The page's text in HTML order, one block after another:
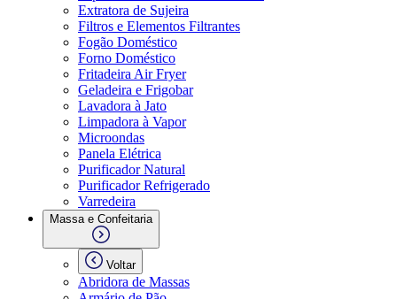
Extratora de Sujeira
Filtros e Elementos Filtrantes
Fogão Doméstico
Forno Doméstico
Fritadeira Air Fryer
Geladeira e Frigobar
Lavadora à Jato
Limpadora à Vapor
Microondas
Panela Elétrica
Purificador Natural
Purificador Refrigerado
Varredeira
Massa e Confeitaria
Voltar
Abridora de Massas